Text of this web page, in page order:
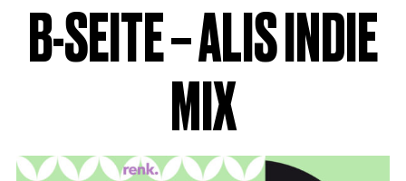
KEINE AUSWAHL
B-SEITE – ALIS INDIE
MIX